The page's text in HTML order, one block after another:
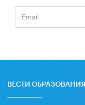
ВЕСТИ ОБРАЗОВАНИЯ